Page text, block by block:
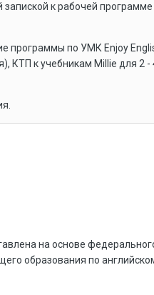
к рабочей
программы по УМК Enjoy
КТП к учебникам Millie для 2
на основе
образования по